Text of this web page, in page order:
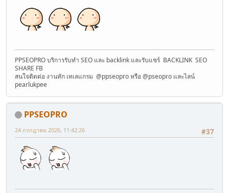
PPSEOPRO บริการรับทำ SEO และ backlink และรับแชร์ BACKLINK SEO
SHARE FB
สนใจติดต่อ งานทัก เทเลแกรม @ppseopro หรือ @pseopro และไลน์
pearlukpee
PPSEOPRO
#37
24 กรกฎาคม 2026, 11:42:26